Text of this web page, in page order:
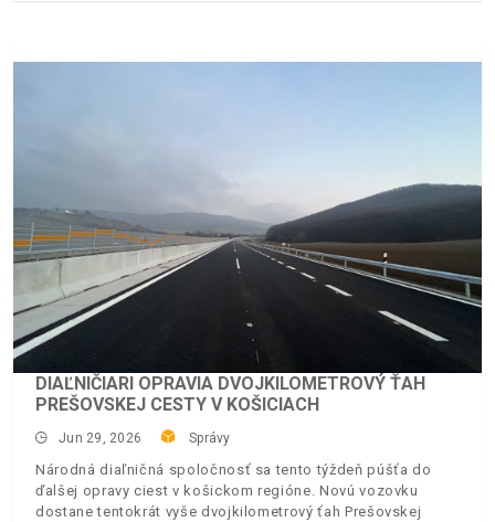
DIAĽNIČIARI OPRAVIA DVOJKILOMETROVÝ ŤAH
PREŠOVSKEJ CESTY V KOŠICIACH
Jun 29, 2026 Správy
Národná diaľničná spoločnosť sa tento týždeň púšťa do
ďalšej opravy ciest v košickom regióne. Novú vozovku
dostane tentokrát vyše dvojkilometrový ťah Prešovskej